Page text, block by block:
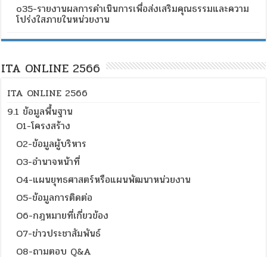
o35-รายงานผลการดำเนินการเพื่อส่งเสริมคุณธรรมและความ
โปร่งใสภายในหน่วยงาน
ITA ONLINE 2566
ITA ONLINE 2566
9.1 ข้อมูลพื้นฐาน
O1-โครงสร้าง
O2-ข้อมูลผู้บริหาร
O3-อำนาจหน้าที่
O4-แผนยุทธศาสตร์หรือแผนพัฒนาหน่วยงาน
O5-ข้อมูลการติดต่อ
O6-กฎหมายที่เกี่ยวข้อง
O7-ข่าวประชาสัมพันธ์
O8-ถามตอบ Q&A